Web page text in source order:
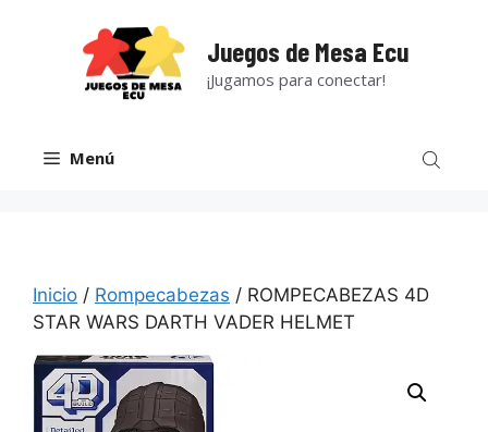
Juegos de Mesa Ecu
¡Jugamos para conectar!
Menú
Inicio / Rompecabezas / ROMPECABEZAS 4D
STAR WARS DARTH VADER HELMET